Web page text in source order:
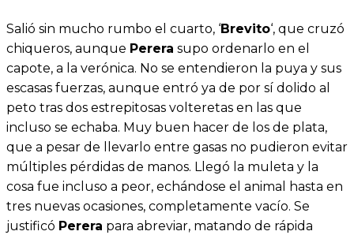
Salió sin mucho rumbo el cuarto, ‘Brevito‘, que cruzó
chiqueros, aunque Perera supo ordenarlo en el
capote, a la verónica. No se entendieron la puya y sus
escasas fuerzas, aunque entró ya de por sí dolido al
peto tras dos estrepitosas volteretas en las que
incluso se echaba. Muy buen hacer de los de plata,
que a pesar de llevarlo entre gasas no pudieron evitar
múltiples pérdidas de manos. Llegó la muleta y la
cosa fue incluso a peor, echándose el animal hasta en
tres nuevas ocasiones, completamente vacío. Se
justificó Perera para abreviar, matando de rápida